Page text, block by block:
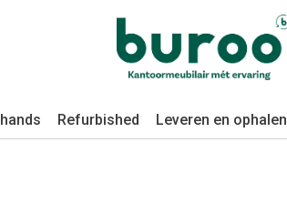
Refurbished Leveren en ophalen